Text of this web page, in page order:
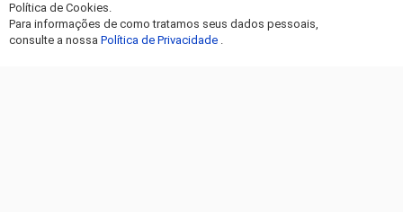
Política de Privacidade
Entre em Contato
Política de Cookies.
Para informações de como tratamos seus dados pessoais,
consulte a nossa Política de Privacidade .